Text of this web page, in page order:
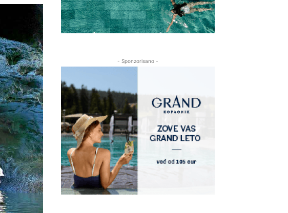
- Sponzorisano -